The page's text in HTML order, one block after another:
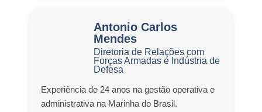
Antonio Carlos
Mendes
Diretoria de Relações com
Forças Armadas e Indústria de
Defesa
Experiência de 24 anos na gestão operativa e
administrativa na Marinha do Brasil.